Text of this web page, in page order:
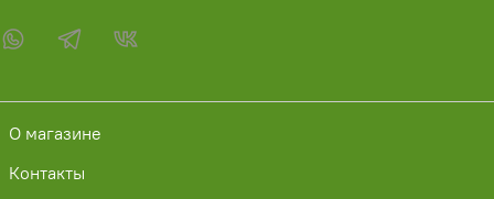
О магазине
Контакты